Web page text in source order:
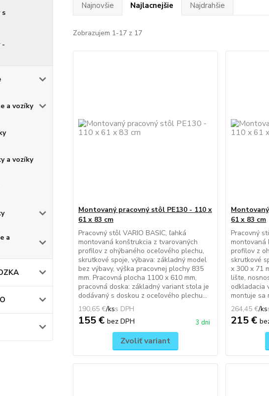
s
-
a vozíky
a vozíky
a
Najnovšie Najlacnejšie Najdrahšie
Zobrazujem 1-17 z 17
Montovaný pracovný stôl PE130 - 110 x
61 x 83 cm
Pracovný stôl VARIO BASIC, ľahká
montovaná konštrukcia z tvarovaných
profilov z ohýbaného oceľového plechu,
skrutkové spoje, výbava: základný model
bez výbavy, výška pracovnej plochy 835
mm. Pracovná plocha 1100 x 610 mm,
pracovná doska: základný variant stola je
dodávaný s doskou z oceľového plechu...
190,65 €/ks
155 € bez DPH 3 dni
Zvoliť variant
61 x 83 cm
Pracovný
montovaná
profilov z
skrutkové
x 300 x 71
lište,
odkladacia
montuje sa
264,45 €/ks
215 €